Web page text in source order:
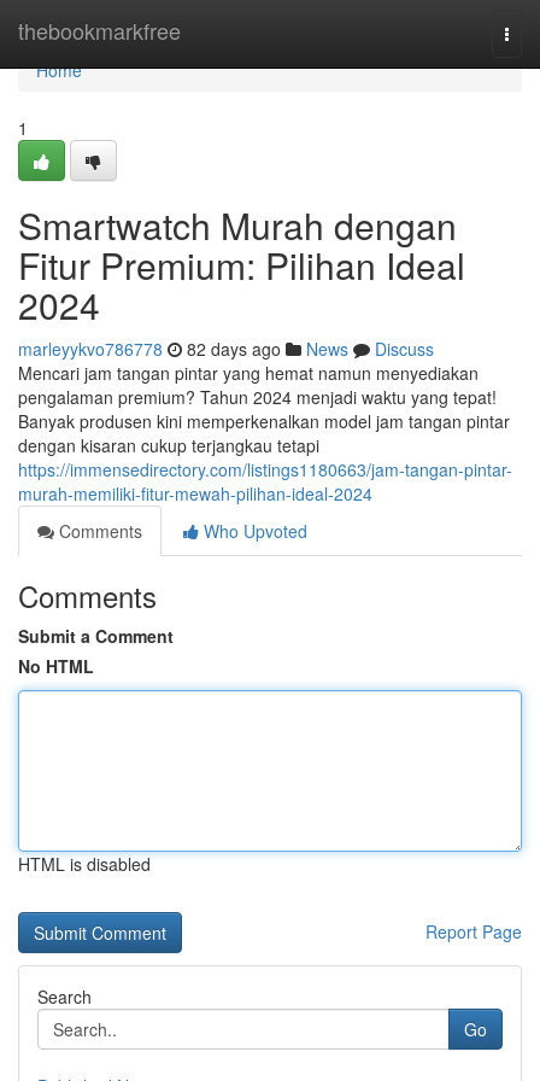
thebookmarkfree
Home
Home
1
Smartwatch Murah dengan
Fitur Premium: Pilihan Ideal
2024
marleyykvo786778 82 days ago News
Discuss
Mencari jam tangan pintar yang hemat namun menyediakan
pengalaman premium? Tahun 2024 menjadi waktu yang tepat!
Banyak produsen kini memperkenalkan model jam tangan pintar
dengan kisaran cukup terjangkau tetapi
https://immensedirectory.com/listings1180663/jam-tangan-pintar-
murah-memiliki-fitur-mewah-pilihan-ideal-2024
Comments
Who Upvoted
Comments
Submit a Comment
No HTML
HTML is disabled
Report Page
Search
Go